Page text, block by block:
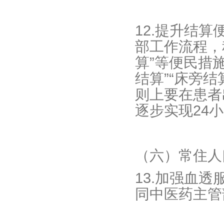
12.提升结算
部工作流程
算”等便民措
结算”“床旁
则上要在患
逐步实现24
（六）常住
13.加强血透
同中医药主